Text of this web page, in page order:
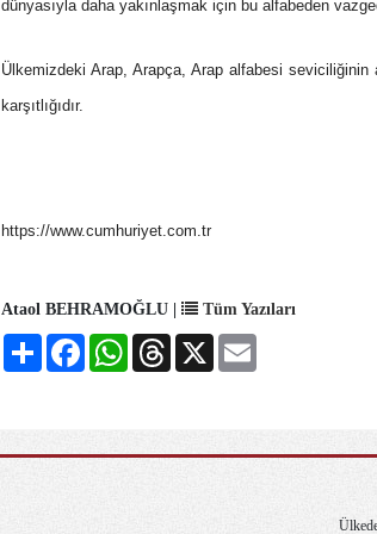
dünyasıyla daha yakınlaşmak için bu alfabeden
Ülkemizdeki Arap, Arapça, Arap alfabesi
karşıtlığıdır.
https://www.cumhuriyet.com.tr
Ataol BEHRAMOĞLU | Tüm Yazıları
Share FacebookWhatsAppThreads
X